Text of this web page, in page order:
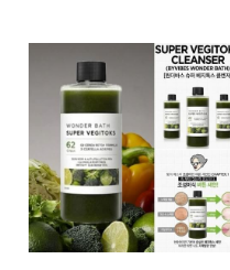
Rejuran
JUNG KWAN JANG
Medicube